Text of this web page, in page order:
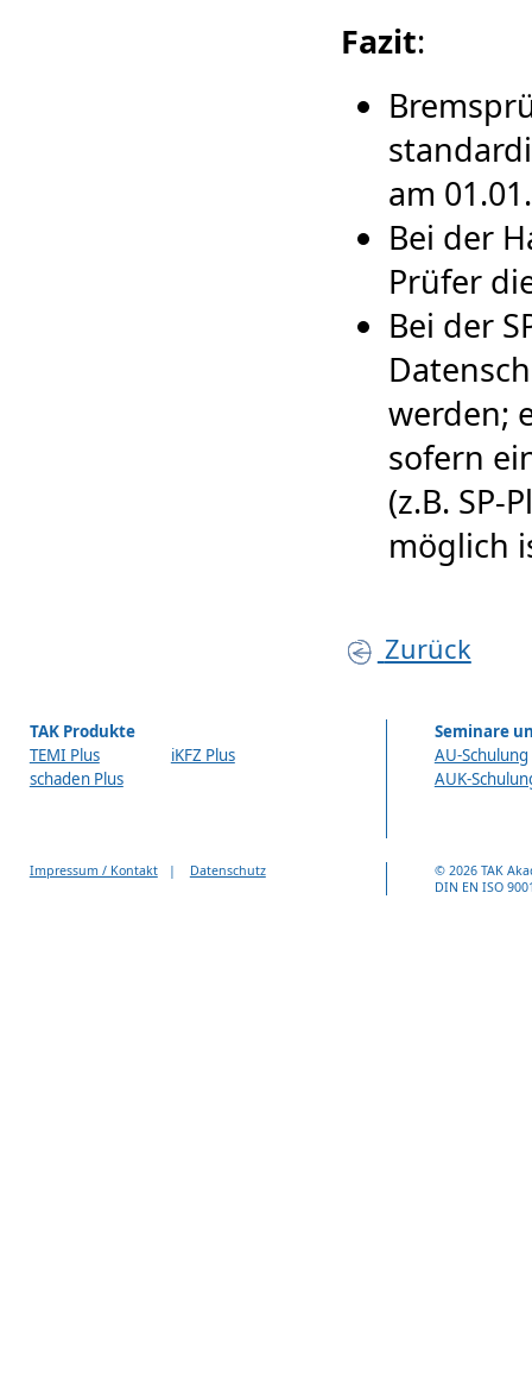
Fazit:
am
Bei der
Prüfer
Bei der
werden;
sofern
(z.B. SP-
möglich
Zurück
TAK Produkte
TEMI Plus
schaden Plus
iKFZ Plus
Seminare
AU-Schulung
AUK-
Impressum / Kontakt| Datenschutz
© 2026 TAK
DIN EN ISO